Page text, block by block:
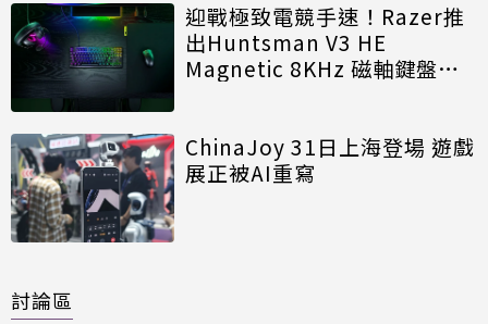
迎戰極致電競手速！Razer推
出Huntsman V3 HE
Magnetic 8KHz 磁軸鍵盤效
ChinaJoy 31日上海登場 遊戲
展正被AI重寫
討論區